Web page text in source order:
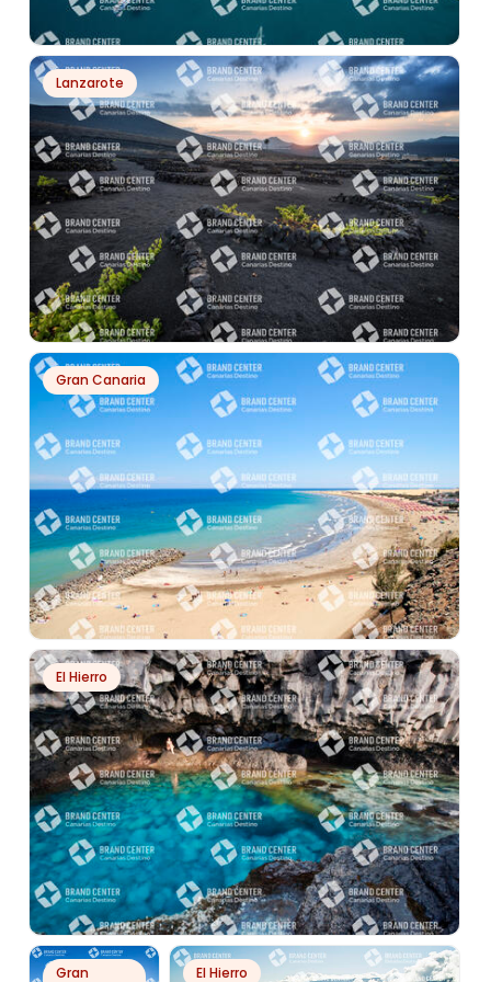
PH13414
PLAYA LA FRANCESA
Lanzarote
PH15475
LA GERIA - LANZAROTE
Gran Canaria
PH592
PLAYA DEL INGLÉS
El Hierro
PH7722
Gran
El Hierro